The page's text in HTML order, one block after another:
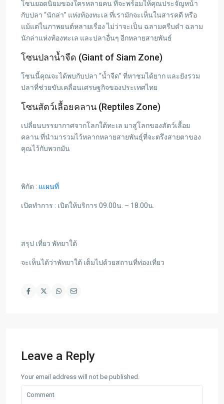
โซนยอดนิยมของใครหลายคน ที่จะพร้อมให้คุณประจัญหน้า
กับปลา “นักล่า” แห่งท้องทะเล ที่เรามักจะเห็นในสารคดี หรือ
แม้แต่ในภาพยนต์หลายเรื่อง ไม่ว่าจะเป็น ฉลามครีบดำ ฉลาม
นักล่าแห่งท้องทะเล และปลาอื่นๆ อีกหลายสายพันธ์
โซนปลาน้ำจืด (Giant of Siam Zone)
โซนนี้คุณจะได้พบกับปลา “น้ำจืด” ที่หาชมได้ยาก และยังรวม
ปลาที่ช่วยขับเคลื่อนเศรษฐกิจของประเทศไทย
โซนสัตว์เลื้อยคลาน (Reptiles Zone)
เปลี่ยนบรรยากาศจากโลกใต้ทะเล มาสู่โลกของสัตว์เลื้อย
คลาน ที่นำมารวมไว้หลากหลายสายพันธุ์ที่จะตรึงสายตาของ
คุณไว้กับพวกมัน
พิกัด : แเผนที่
เปิดทำการ : เปิดให้บริการ 09.00น. – 18.00น.
สรุป เที่ยว พัทยาใต้
จะเห็นได้ว่าพัทยาใต้ เต็มไปด้วยสถานที่ท่องเที่ยว
Leave a Reply
Your email address will not be published.